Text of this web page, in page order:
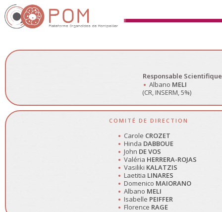
Responsable
Albano MELI
(CR, INSERM, 5%)
COMITÉ DE DIRECTION
Carole CROZET
Hinda DABBOUE
John DE VOS
Valéria HERRERA-ROJAS
Vasiliki KALATZIS
Laetitia LINARES
Domenico MAIORANO
Albano MELI
Isabelle PEIFFER
Florence RAGE